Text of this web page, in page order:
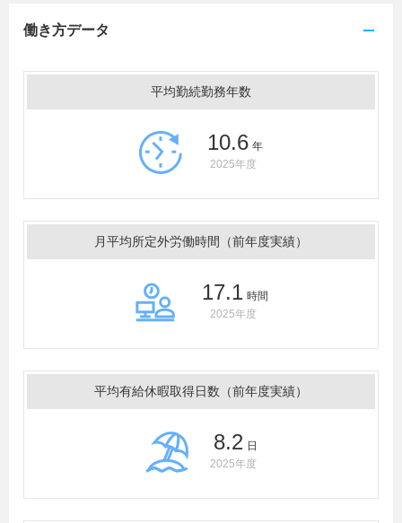
働き方データ
平均勤続勤務年数
10.6 年
2025年度
月平均所定外労働時間（前年度実績）
17.1 時間
2025年度
平均有給休暇取得日数（前年度実績）
8.2 日
2025年度